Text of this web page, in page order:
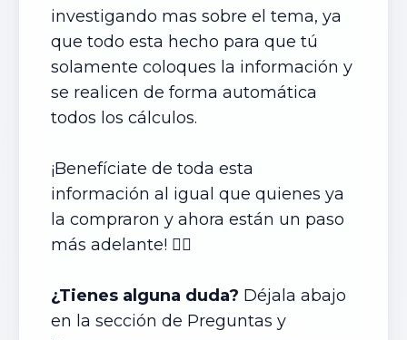
investigando mas sobre el tema, ya
que todo esta hecho para que tú
solamente coloques la información y
se realicen de forma automática
todos los cálculos.
¡Benefíciate de toda esta
información al igual que quienes ya
la compraron y ahora están un paso
más adelante! 👍🏼
¿Tienes alguna duda? Déjala abajo
en la sección de Preguntas y